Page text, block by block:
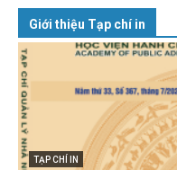
Giới thiệu Tạp chí in
TẠP CHÍ IN